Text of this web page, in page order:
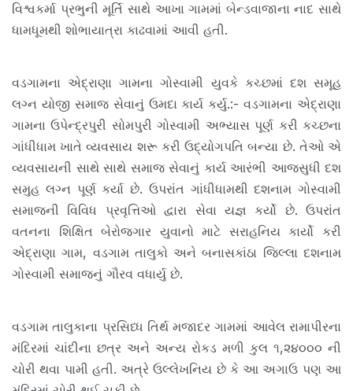
વિશ્વકર્મા પ્રભુની મૂર્તિ સાથે આખા ગામમાં બેન્ડવાજાના નાદ સાથે
ધામધૂમથી શોભાયાત્રા કાઢવામાં આવી હતી.
વડગામના એદ્રાણા ગામના ગોસ્વામી યુવકે કચ્છમાં દશ સમૂહ
લગ્ન યોજી સમાજ સેવાનું ઉમદા કાર્ય કર્યુ.:- વડગામના એદ્રાણા
ગામના ઉપેન્દ્રપુરી સોમપુરી ગોસ્વામી અભ્યાસ પૂર્ણ કરી કચ્છના
ગાંધીધામ ખાતે વ્યવસાય શરૂ કરી ઉદ્યોગપતિ બન્યા છે. તેઓ એ
વ્યવસાયની સાથે સાથે સમાજ સેવાનું કાર્ય આરંભી આજસુધી દશ
સમુહ લગ્ન પૂર્ણ કર્યા છે. ઉપરાંત ગાંધીધામથી દશનામ ગોસ્વામી
સમાજની વિવિધ પ્રવૃત્તિઓ દ્વારા સેવા યજ્ઞ કર્યો છે. ઉપરાંત
વતનના શિક્ષિત બેરોજગાર યુવાનો માટે સરાહનિય કાર્યો કરી
એદ્રાણા ગામ, વડગામ તાલુકો અને બનાસકાંઠા જિલ્લા દશનામ
ગોસ્વામી સમાજનું ગૌરવ વધાર્યુ છે.
વડગામ તાલુકાના પ્રસિધ્ધ તિર્થ મજાદર ગામમાં આવેલ રામાપીરના
મંદિરમાં ચાંદીના છત્ર અને અન્ય રોકડ મળી કુલ ૧,૨૪૦૦૦ ની
ચોરી થવા પામી હતી. અત્રે ઉલ્લેખનિય છે કે આ અગાઉ પણ આ